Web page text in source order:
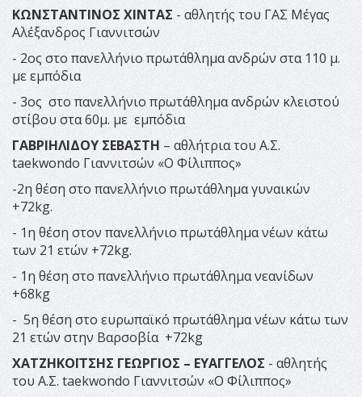
ΚΩΝΣΤΑΝΤΙΝΟΣ XINTΑΣ - αθλητής του ΓΑΣ Μέγας
Αλέξανδρος Γιαννιτσών
- 2ος στο πανελλήνιο πρωτάθλημα ανδρών στα 110 μ.
με εμπόδια
- 3ος στο πανελλήνιο πρωτάθλημα ανδρών κλειστού
στίβου στα 60μ. με εμπόδια
ΓΑΒΡΙΗΛΙΔΟΥ ΣΕΒΑΣΤΗ – αθλήτρια του Α.Σ.
taekwondo Γιαννιτσών «Ο Φίλιππος»
-2η θέση στο πανελλήνιο πρωτάθλημα γυναικών
+72kg.
- 1η θέση στον πανελλήνιο πρωτάθλημα νέων κάτω
των 21 ετών +72kg.
- 1η θέση στο πανελλήνιο πρωτάθλημα νεανίδων
+68kg
- 5η θέση στο ευρωπαϊκό πρωτάθλημα νέων κάτω των
21 ετών στην Βαρσοβία +72kg
ΧΑΤΖΗΚΟΪΤΣΗΣ ΓΕΩΡΓΙΟΣ – ΕΥΑΓΓΕΛΟΣ - αθλητής
του Α.Σ. taekwondo Γιαννιτσών «Ο Φίλιππος»